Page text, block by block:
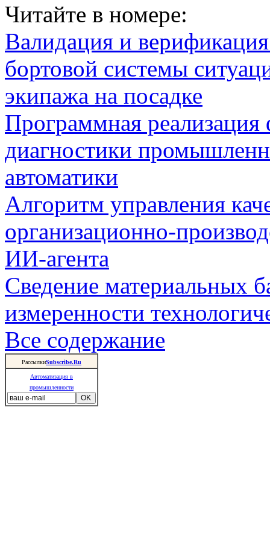
Читайте в номере:
Валидация и
бортовой системы
экипажа на посадке
Программная
диагностики
автоматики
Алгоритм управления
организационно-
ИИ-агента
Сведение материальных
измеренности
Все содержание
РассылкиSubscribe.Ru
Автоматизация в
промышленности